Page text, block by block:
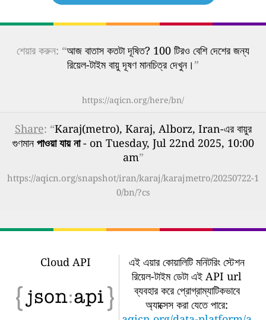
শেয়ার করুন: “আজ বাতাস কতটা দূষিত? 100 টিরও বেশি দেশের জন্য
রিয়েল-টাইম বায়ু দূষণ মানচিত্র দেখুন।”
https://aqicn.org/here/bn/
Share: “Karaj(metro), Karaj, Alborz, Iran-এর বায়ুর
গুণমান পাওয়া যায় না- on Tuesday, Jul 22nd 2025, 10:00
am”
https://aqicn.org/snapshot/iran/karaj/karajmetro/20250722-1
0/bn/?cs
Cloud API
এই এয়ার কোয়ালিটি মনিটরিং স্টেশন
রিয়েল-টাইম ডেটা এই API url
ব্যবহার করে প্রোগ্রাম্যাটিকভাবে
অ্যাক্সেস করা যেতে পারে: